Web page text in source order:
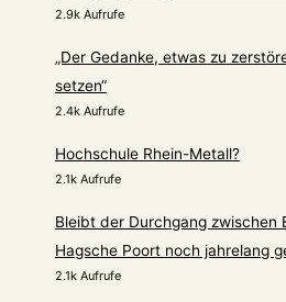
2.9k Aufrufe
„Der Gedanke, etwas zu
setzen“
2.4k Aufrufe
Hochschule Rhein-Metall?
2.1k Aufrufe
Bleibt der Durchgang zwischen
Hagsche Poort noch jahrelang
2.1k Aufrufe